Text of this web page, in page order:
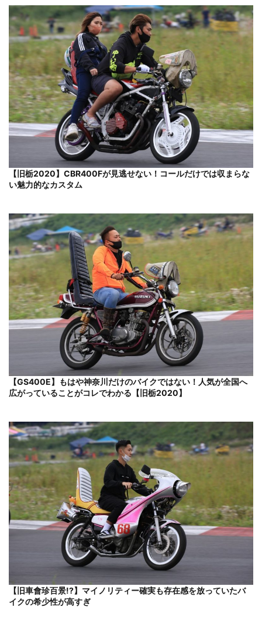
【旧栃2020】CBR400Fが見逃せない！コールだけでは収まらな
い魅力的なカスタム
【GS400E】もはや神奈川だけのバイクではない！人気が全国へ
広がっていることがコレでわかる【旧栃2020】
【旧車會珍百景!?】マイノリティー確実も存在感を放っていたバ
イクの希少性が高すぎ